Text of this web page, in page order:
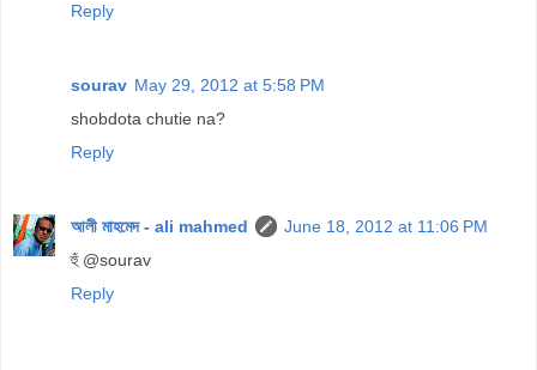
Reply
sourav May 29, 2012 at 5:58 PM
shobdota chutie na?
Reply
আলী মাহমেদ - ali mahmed
June 18, 2012 at 11:06 PM
হুঁ @sourav
Reply